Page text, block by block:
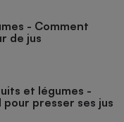
- Comment
de jus
et légumes -
presser ses jus